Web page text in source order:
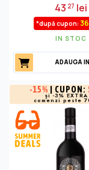
43 27 lei
*după cupon:
IN STOC
ADAUGA
-15% | CUPON:
și -3%
comenzi peste